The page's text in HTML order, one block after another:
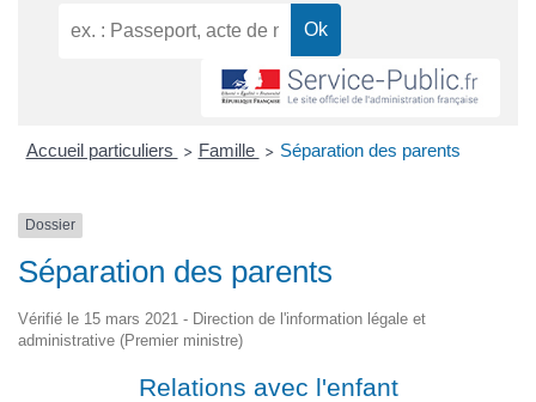
Accueil particuliers > Famille > Séparation des parents
Dossier
Séparation des parents
Vérifié le 15 mars 2021 - Direction de l'information légale et
administrative (Premier ministre)
Relations avec l'enfant